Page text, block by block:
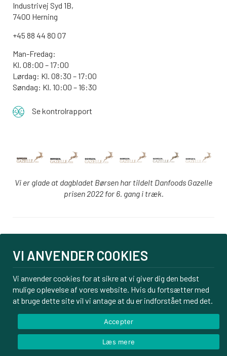
Industrivej Syd 1B,
7400 Herning
+45 88 44 80 07
Man-Fredag:
Kl. 08:00 – 17:00
Lørdag: Kl. 08:30 – 17:00
Søndag: Kl. 10:00 – 16:30
Se kontrolrapport
Vi er glade at dagbladet Børsen har tildelt Danfoods Gazelle
prisen 2022 for 6. gang i træk.
PBS tilmelding
Om os
Kontakt
Handelsbetingelser
© Danfoods ApS – CVR 32771920
VI ANVENDER COOKIES
Vi anvender cookies for at sikre at vi giver dig den bedst
mulige oplevelse af vores website. Hvis du fortsætter med
at bruge dette site vil vi antage at du er indforstået med det.
Accepter
Læs mere